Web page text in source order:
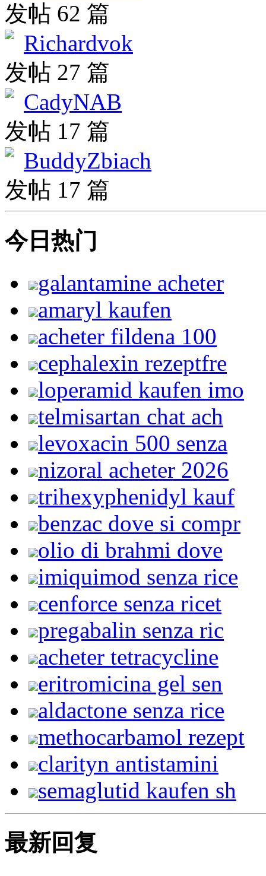
发帖 62 篇
Richardvok
发帖 27 篇
CadyNAB
发帖 17 篇
BuddyZbiach
发帖 17 篇
今日热门
galantamine acheter
amaryl kaufen
acheter fildena 100
cephalexin rezeptfre
loperamid kaufen imo
telmisartan chat ach
levoxacin 500 senza
nizoral acheter 2026
trihexyphenidyl kauf
benzac dove si compr
olio di brahmi dove
imiquimod senza rice
cenforce senza ricet
pregabalin senza ric
acheter tetracycline
eritromicina gel sen
aldactone senza rice
methocarbamol rezept
clarityn antistamini
semaglutid kaufen sh
最新回复